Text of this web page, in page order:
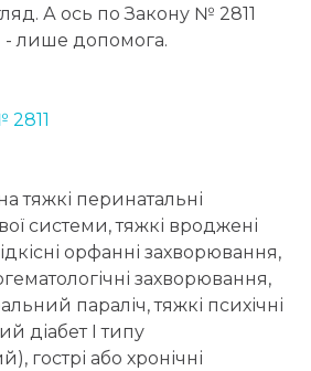
А ось по Закону № 2811
- лише допомога.
2811
тяжкі перинатальні
системи, тяжкі вроджені
орфанні захворювання,
захворювання,
параліч, тяжкі психічні
діабет I типу
гострі або хронічні